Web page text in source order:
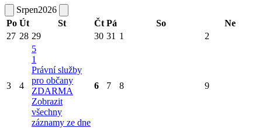
Srpen2026
Po Út St Čt Pá So
Ne
27 28 29 30 31 1 2
3 4
5
1
Právní služby
pro občany
ZDARMA
Zobrazit
všechny
záznamy ze dne
6 7 8 9